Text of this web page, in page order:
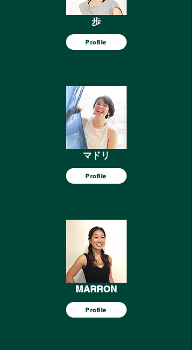
歩
Profile
マドリ
Profile
MARRON
Profile